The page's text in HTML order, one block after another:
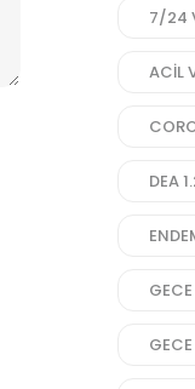
7/24
ACIL
DEA